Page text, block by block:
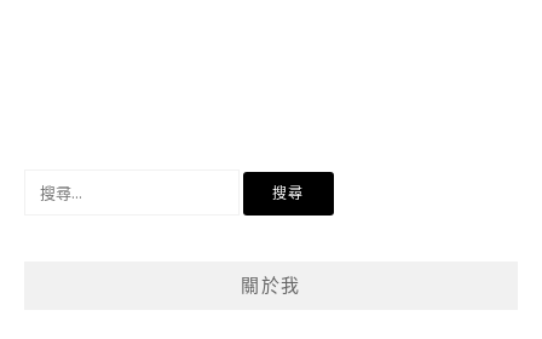
關於我